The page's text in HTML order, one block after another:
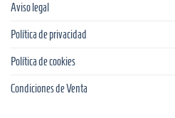
Aviso legal
Política de privacidad
Política de cookies
Condiciones de Venta